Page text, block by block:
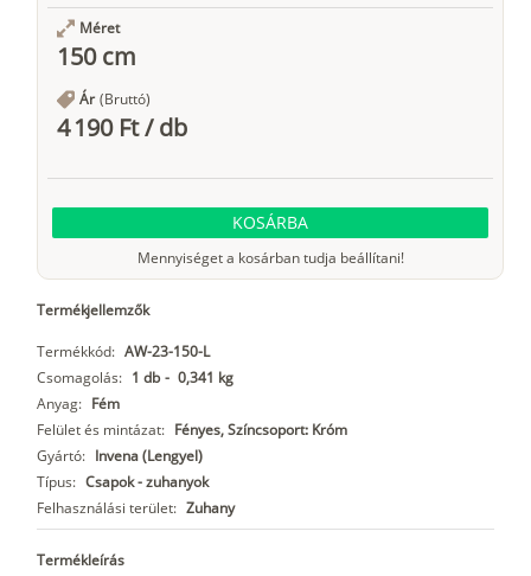
Méret
150 cm
Ár (Bruttó)
4 190 Ft/db
KOSÁRBA
Mennyiséget a kosárban tudja beállítani!
Termékjellemzők
Termékkód: AW-23-150-L
Csomagolás: 1 db - 0,341 kg
Anyag: Fém
Felület és mintázat: Fényes, Színcsoport: Króm
Gyártó: Invena (Lengyel)
Típus: Csapok - zuhanyok
Felhasználási terület: Zuhany
Termékleírás